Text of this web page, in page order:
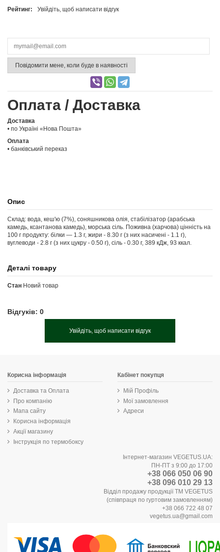
Рейтинг: Увійдіть, щоб написати відгук
Повідомити мене, коли буде в наявності
Оплата / Доставка
Доставка
• по Україні «Нова Пошта»
Оплата
• банківський переказ
Опис
Склад: вода, кеш'ю (7%), соняшникова олія, стабілізатор (арабська
камедь, ксантанова камедь), морська сіль. Поживна (харчова) цінність на
100 г продукту: білки — 1.3 г, жири - 8.30 г (з них насичені - 1.1 г),
вуглеводи - 2.8 г (з них цукру - 0.50 г), сіль - 0.30 г, 389 кДж, 93 ккал.
Деталі товару
Стан Новий товар
Відгуків: 0
Увійдіть, щоб написати відгук
Корисна інформація
Доставка та Оплата
Про компанію
Мапа сайту
Корисна інформація
Акції магазину
Інструкція по термобоксу
Кабінет покупця
Мій Профіль
Мої замовлення
Адреси
Інтернет-магазин VEGETUS.UA:
ПН-ПТ з 9:00 до 17:00
+38 066 050 06 90
+38 096 010 29 13
Відділ продажу продукції ТМ VEGETUS
(співпраця по гуртовим замовленням)
+38 066 722 48 07
vegetus.ua@gmail.com